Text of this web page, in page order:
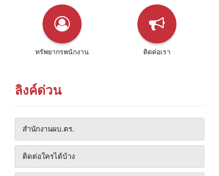
ทรัพยากรพนักงาน ติดต่อเรา
ลิงค์ด่วน
สํานักงานผบ.ตร.
ติดต่อใครได้บ้าง